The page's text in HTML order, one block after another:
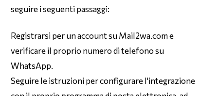
seguire i seguenti passaggi:
Registrarsi per un account su Mail2wa.com e
verificare il proprio numero di telefono su
WhatsApp.
Seguire le istruzioni per configurare l'integrazione